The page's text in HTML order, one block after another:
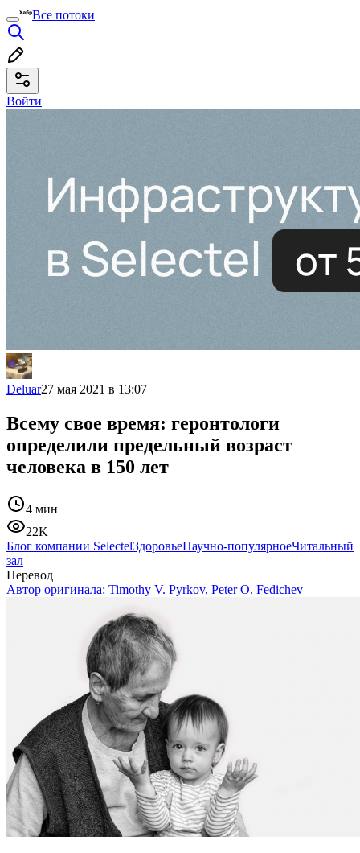
Все потоки
Войти
Deluar27 мая 2021 в 13:07
Всему свое время: геронтологи
определили предельный возраст
человека в 150 лет
4 мин
22K
Блог компании SelectelЗдоровьеНаучно-популярноеЧитальный
зал
Перевод
Автор оригинала: Timothy V. Pyrkov, Peter O. Fedichev